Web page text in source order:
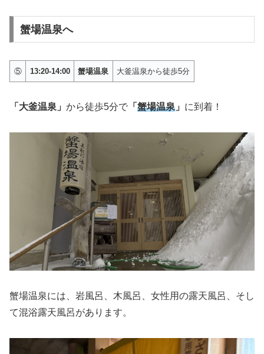
蟹場温泉へ
⑤ 13:20-14:00 蟹場温泉 大釜温泉から徒歩5分
「大釜温泉」 から徒歩5分で 「 蟹場温泉 」 に到着！
蟹場温泉には、岩風呂、木風呂、女性用の露天風呂、そし
て混浴露天風呂があります。